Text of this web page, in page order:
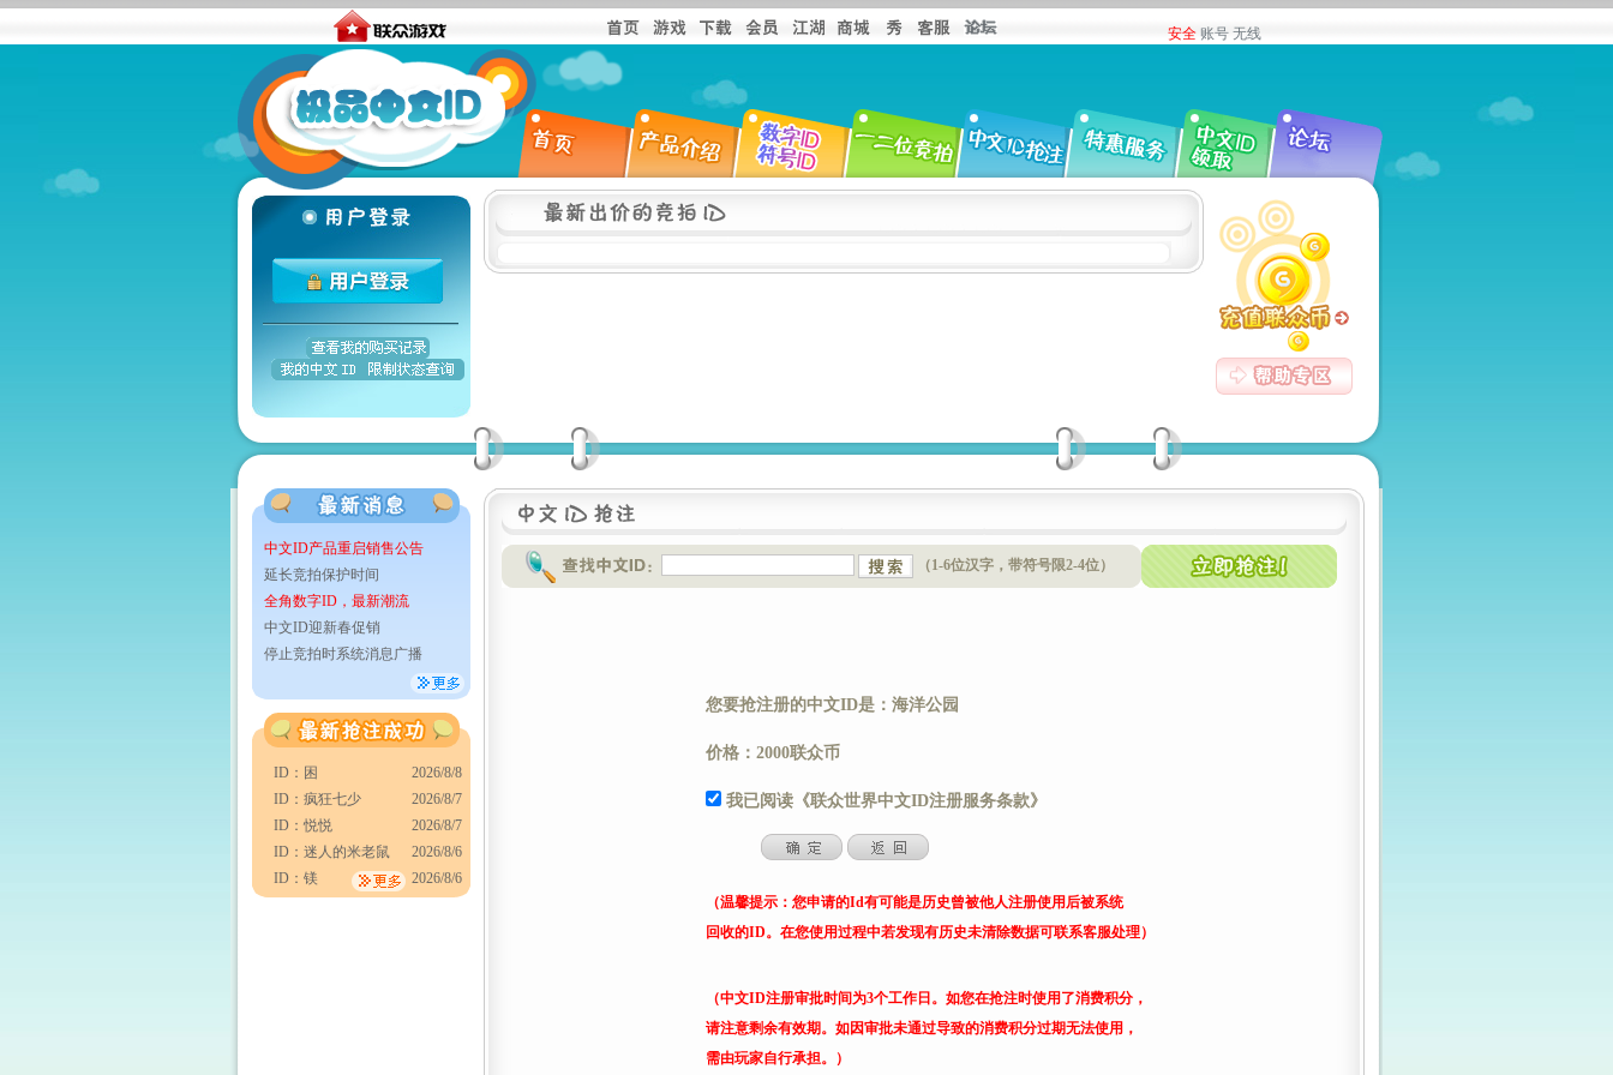
安全 账号 无线
中文ID产品重启销售公告
延长竞拍保护时间
全角数字ID，最新潮流
中文ID迎新春促销
停止竞拍时系统消息广播
ID：困
2026/8/8
ID：疯狂七少
2026/8/7
ID：悦悦
2026/8/7
ID：迷人的米老鼠
2026/8/6
ID：镁
2026/8/6
（1-6位汉字，带符号限2-4位）
您要抢注册的中文ID是：海洋公园
价格：2000联众币
我已阅读《联众世界中文ID注册服务条款》
（温馨提示：您申请的Id有可能是历史曾被他人注册使用后被系统
回收的ID。在您使用过程中若发现有历史未清除数据可联系客服处理）
（中文ID注册审批时间为3个工作日。如您在抢注时使用了消费积分，
请注意剩余有效期。如因审批未通过导致的消费积分过期无法使用，
需由玩家自行承担。）